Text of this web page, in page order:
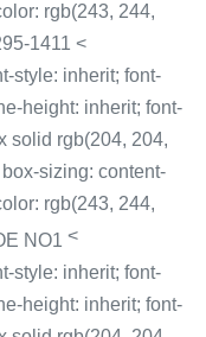
rgb(243, 244,
1411 <
style: inherit; font-
height: inherit; font-
solid rgb(204, 204,
sizing: content-
rgb(243, 244,
NO1 <
style: inherit; font-
height: inherit; font-